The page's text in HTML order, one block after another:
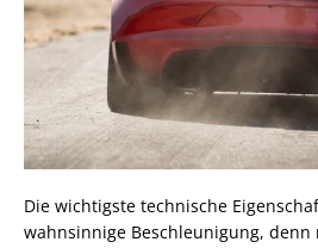
Die wichtigste technische
wahnsinnige Beschleunigung, denn